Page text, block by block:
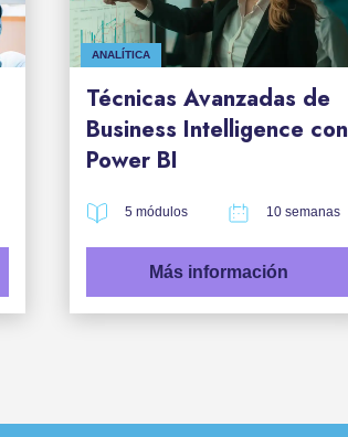
ANALÍTICA
Técnicas Avanzadas de
Business Intelligence con
Power BI
5 módulos 10 semanas
Más información